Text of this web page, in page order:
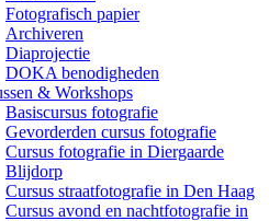
Fotografisch papier
Archiveren
Diaprojectie
DOKA benodigheden
& Workshops
Basiscursus fotografie
Gevorderden cursus fotografie
Cursus fotografie in Diergaarde
Blijdorp
Cursus straatfotografie in Den Haag
Cursus avond en nachtfotografie in